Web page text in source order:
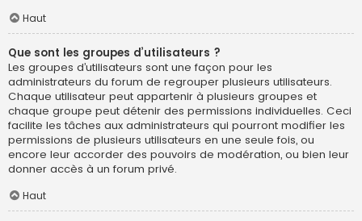
Haut
Que sont les groupes d’utilisateurs ?
Les groupes d’utilisateurs sont une façon pour les
administrateurs du forum de regrouper plusieurs utilisateurs.
Chaque utilisateur peut appartenir à plusieurs groupes et
chaque groupe peut détenir des permissions individuelles. Ceci
facilite les tâches aux administrateurs qui pourront modifier les
permissions de plusieurs utilisateurs en une seule fois, ou
encore leur accorder des pouvoirs de modération, ou bien leur
donner accès à un forum privé.
Haut